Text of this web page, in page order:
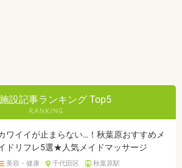
設記事ランキング Top5
ワイイが止まらない…！秋葉原おすすめメ
ドリフレ5選★人気メイドマッサージ
美容・健康 千代田区 秋葉原駅